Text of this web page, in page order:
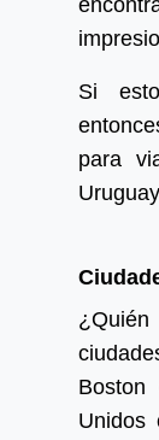
Si
para
Unidos